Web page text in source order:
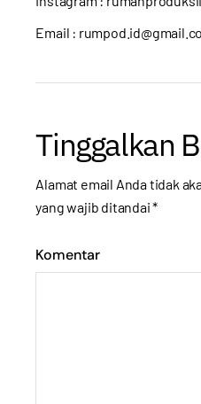
Email :
Tinggalkan
Alamat email Anda tidak
yang wajib ditandai*
Komentar